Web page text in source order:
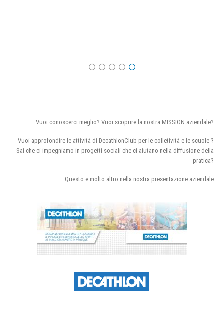
Vuoi conoscerci meglio? Vuoi scoprire la nostra MISSION aziendale?
Vuoi approfondire le attività di DecathlonClub per le colletività e le scuole ?
Sai che ci impegniamo in progetti sociali che ci aiutano nella diffusione della
pratica?
Questo e molto altro nella nostra presentazione aziendale